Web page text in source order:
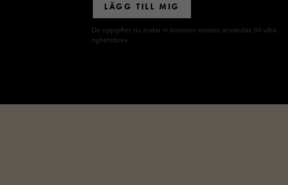
LÄGG TILL MIG
De uppgifter du matar in kommer endast användas till våra
nyhetsbrev.